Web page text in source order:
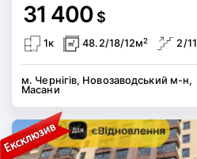
31 400 $
1к 48.2/18/12м2 2/11
м. Чернігів, Новозаводський м-н,
Масани